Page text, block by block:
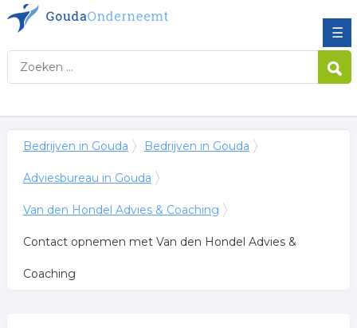
☰
Bedrijven in Gouda Bedrijven in Gouda
Adviesbureau in Gouda
Van den Hondel Advies & Coaching
Contact opnemen met Van den Hondel Advies &
Coaching